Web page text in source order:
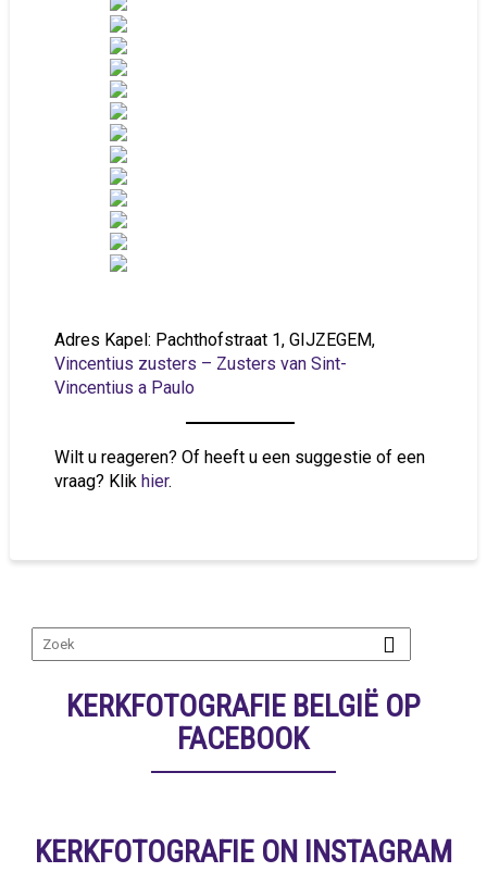
Adres Kapel: Pachthofstraat 1, GIJZEGEM,
Vincentius zusters – Zusters van Sint-
Vincentius a Paulo
Wilt u reageren? Of heeft u een suggestie of een
vraag? Klik hier.
KERKFOTOGRAFIE BELGIË OP
FACEBOOK
KERKFOTOGRAFIE ON INSTAGRAM